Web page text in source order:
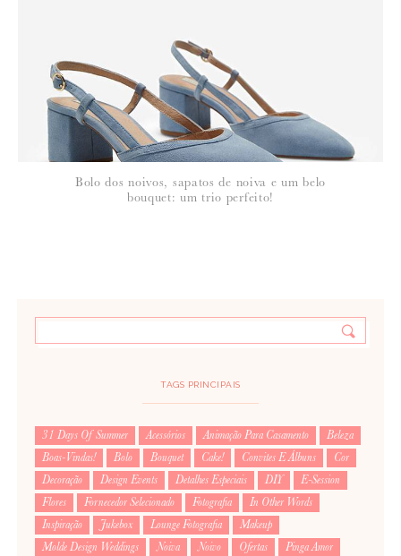
Bolo dos noivos, sapatos de noiva e um belo
bouquet: um trio perfeito!
TAGS PRINCIPAIS
31 Days Of Summer Acessórios Animação Para Casamento
Beleza
Boas-Vindas!
Bolo Bouquet Cake! Convites E Álbuns
Cor
Decoração
Design Events Detalhes Especiais DIY
E-Session
Flores
Fornecedor Selecionado Fotografia
In Other Words
Inspiração
Jukebox Lounge Fotografia
Makeup
Molde Design Weddings
Noiva Noivo Ofertas Pinga Amor